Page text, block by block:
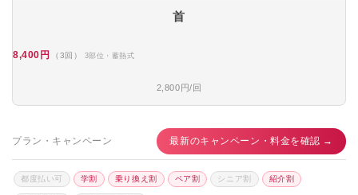
首
8,400円 （3回） 3部位・蓄熱式
2,800円/回
プラン・キャンペーン 最新のキャンペーン・料金を確認 →
都度払い可 学割 乗り換え割 ペア割 シニア割 紹介割